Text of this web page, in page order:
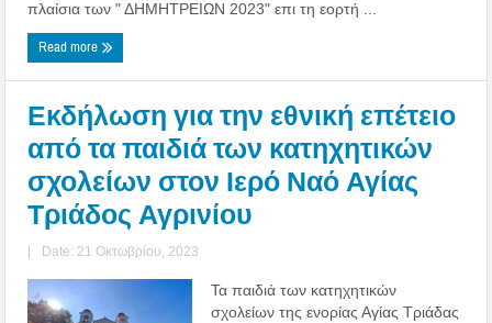
πλαίσια των " ΔΗΜΗΤΡΕΙΩΝ 2023" επι τη εορτή ...
Read more
Εκδήλωση για την εθνική επέτειο
από τα παιδιά των κατηχητικών
σχολείων στον Ιερό Ναό Αγίας
Τριάδος Αγρινίου
| Date: 21 Οκτωβρίου, 2023
Τα παιδιά των κατηχητικών
σχολείων της ενορίας Αγίας Τριάδας